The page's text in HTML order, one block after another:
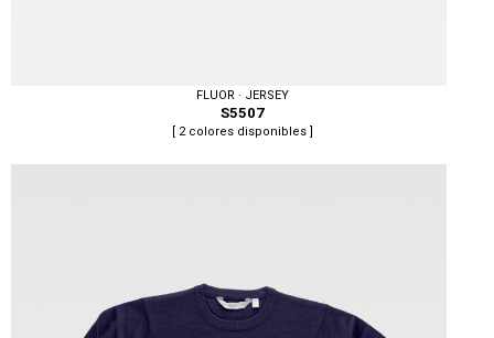
Tallas: S, M, L, XL, XXL
FLUOR · JERSEY
S5507
[ 2 colores disponibles ]